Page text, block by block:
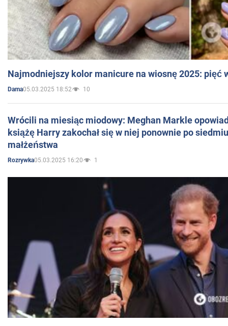
Najmodniejszy kolor manicure na wiosnę 2025: pięć
Dama05.03.2025 18:52 10
Wrócili na miesiąc miodowy: Meghan Markle
książę Harry zakochał się w niej ponownie po
małżeństwa
Rozrywka05.03.2025 16:20 1